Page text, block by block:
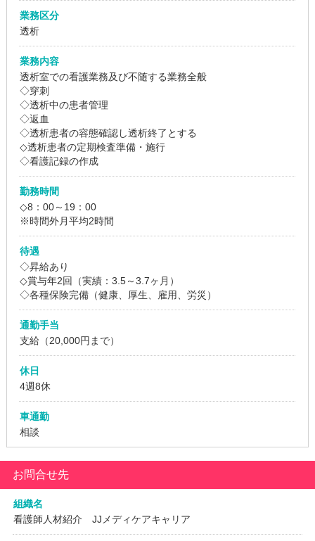
業務区分
透析
業務内容
透析室での看護業務及び不随する業務全般
◇穿刺
◇透析中の患者管理
◇返血
◇透析患者の容態確認し透析終了とする
◇透析患者の定期検査準備・施行
◇看護記録の作成
勤務時間
◇8：00～19：00
※時間外月平均2時間
待遇
◇昇給あり
◇賞与年2回（実績：3.5～3.7ヶ月）
◇各種保険完備（健康、厚生、雇用、労災）
通勤手当
支給（20,000円まで）
休日
4週8休
車通勤
相談
お問合せ先
組織名
看護師人材紹介 JJメディケアキャリア